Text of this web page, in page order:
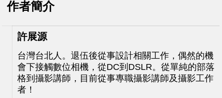
作者簡介
許展源
台灣台北人。退伍後從事設計相關工作，偶然的機
會下接觸數位相機，從DC到DSLR。從單純的部落
格到攝影講師，目前從事專職攝影講師及攝影工作
者！